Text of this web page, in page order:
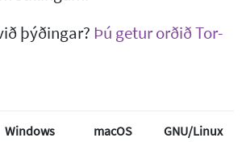
þýðingar? Þú getur orðið Tor-
Windows macOS GNU/Linux